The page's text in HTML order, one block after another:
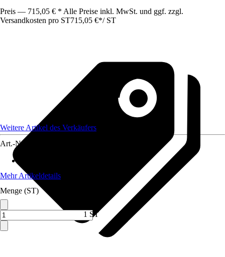
Preis — 715,05 € * Alle Preise inkl. MwSt. und ggf. zzgl.
Versandkosten pro ST715,05 €*/ ST
Weitere Artikel des Verkäufers
Art.-Nr.
Mehr Artikeldetails
Menge (ST)
1 ST